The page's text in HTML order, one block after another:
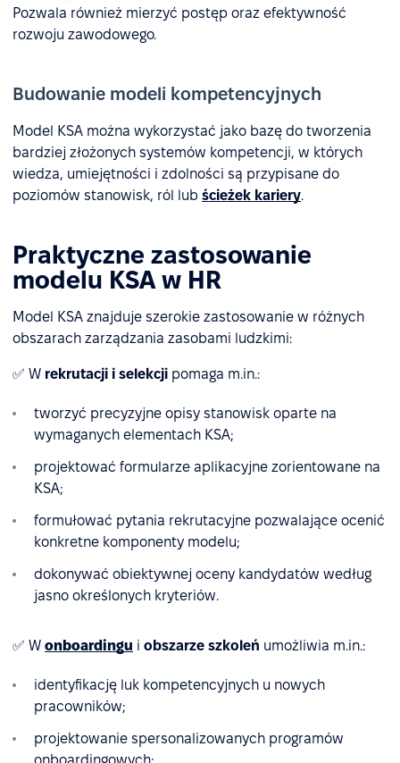
Pozwala również mierzyć postęp oraz efektywność
rozwoju zawodowego.
Budowanie modeli kompetencyjnych
Model KSA można wykorzystać jako bazę do tworzenia
bardziej złożonych systemów kompetencji, w których
wiedza, umiejętności i zdolności są przypisane do
poziomów stanowisk, ról lub ścieżek kariery.
Praktyczne zastosowanie
modelu KSA w HR
Model KSA znajduje szerokie zastosowanie w różnych
obszarach zarządzania zasobami ludzkimi:
✅ W rekrutacji i selekcji pomaga m.in.:
tworzyć precyzyjne opisy stanowisk oparte na
wymaganych elementach KSA;
projektować formularze aplikacyjne zorientowane na
KSA;
formułować pytania rekrutacyjne pozwalające ocenić
konkretne komponenty modelu;
dokonywać obiektywnej oceny kandydatów według
jasno określonych kryteriów.
✅ W onboardingu i obszarze szkoleń umożliwia m.in.:
identyfikację luk kompetencyjnych u nowych
pracowników;
projektowanie spersonalizowanych programów
onboardingowych;